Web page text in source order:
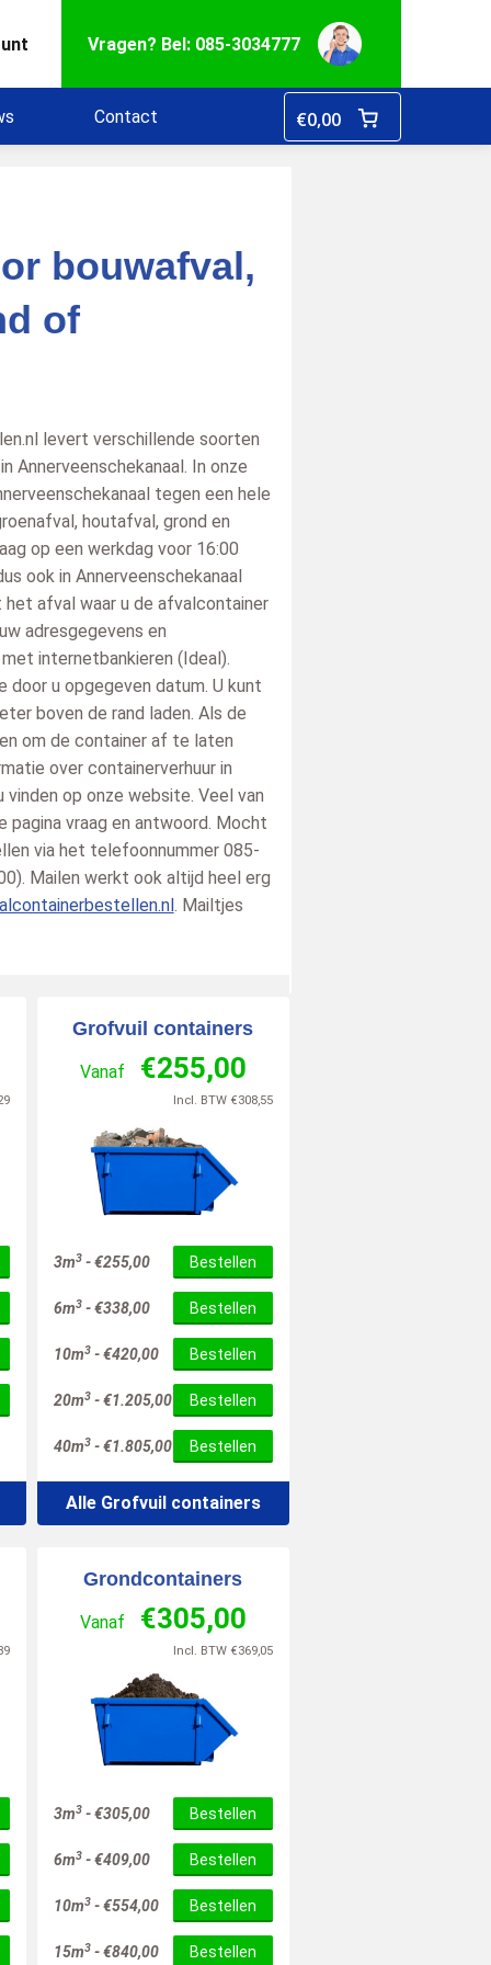
Vragen? Bel: 085-3034777
Contact €0,00
bouwafval,
of
levert verschillende soorten
Annerveenschekanaal. In onze
tegen een hele
houtafval, grond en
op een werkdag voor 16:00
ook in Annerveenschekanaal
afval waar u de afvalcontainer
adresgegevens en
internetbankieren (Ideal).
door u opgegeven datum. U kunt
boven de rand laden. Als de
om de container af te laten
over containerverhuur in
op onze website. Veel van
pagina vraag en antwoord. Mocht
via het telefoonnummer 085-
Mailen werkt ook altijd heel erg
. Mailtjes
Grofvuil containers
Vanaf €255,00
Incl. BTW €308,55
3m3-€255,00 Bestellen
6m3-€338,00 Bestellen
10m3-€420,00 Bestellen
20m3-€1.205,00 Bestellen
40m3-€1.805,00 Bestellen
Alle Grofvuil containers
Grondcontainers
Vanaf €305,00
Incl. BTW €369,05
3m3-€305,00 Bestellen
6m3-€409,00 Bestellen
10m3-€554,00 Bestellen
15m3-€840,00 Bestellen
07-02
/10
Edris
Rotterdam
2026-07-02
Dit is de tweede keer dat ik
containers heb besteld, snelle
service, bedankt.
Lees meer »
Marius
Super blij